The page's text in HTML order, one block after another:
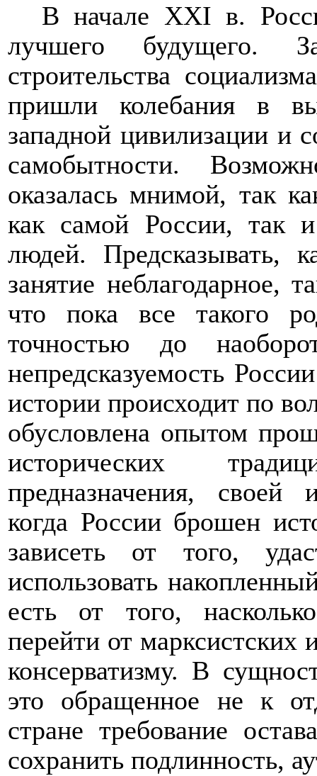
В начале XXI в.
лучшего будущего.
строительства
пришли колебания в
западной цивилизации и
самобытности.
оказалась мнимой, так
как самой России, так
людей. Предсказывать,
занятие неблагодарное,
что пока все такого
точностью до
непредсказуемость
истории происходит по
обусловлена опытом
исторических
предназначения, своей
когда России брошен
зависеть от того,
использовать
есть от того,
перейти от марксистских
консерватизму. В
это обращенное не к
стране требование
сохранить подлинность,